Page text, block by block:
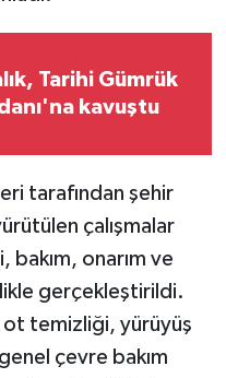
Tarihi Gümrük
kavuştu
tarafından şehir
çalışmalar
bakım, onarım ve
gerçekleştirildi.
ot temizliği, yürüyüş
çevre bakım